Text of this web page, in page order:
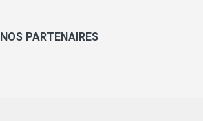
NOS PARTENAIRES